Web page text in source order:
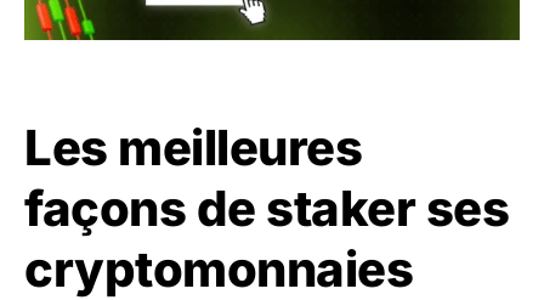
Les meilleures
façons de staker ses
cryptomonnaies